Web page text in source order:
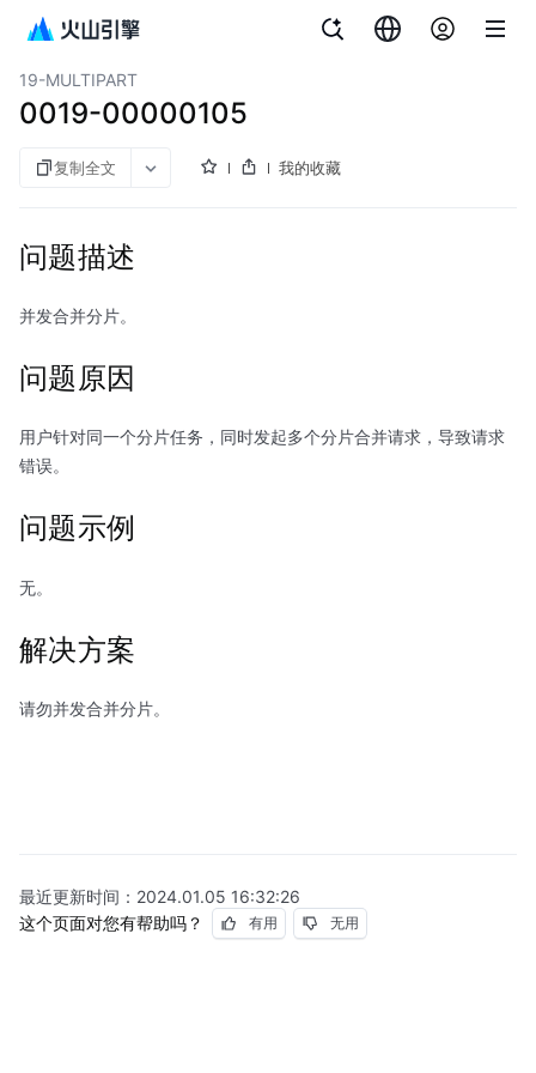
对象存储
19-MULTIPART
0019-00000105
复制全文 我的收藏
问题描述
并发合并分片。
问题原因
用户针对同一个分片任务，同时发起多个分片合并请求，导致请求
错误。
问题示例
无。
解决方案
请勿并发合并分片。
最近更新时间： 2024.01.05 16:32:26
这个页面对您有帮助吗？
有用 无用